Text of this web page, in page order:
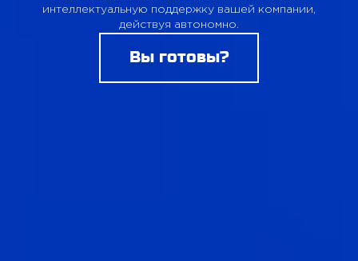
О FREEBLOCK
БЛОГ
интеллектуальную поддержку вашей компании,
действуя автономно.
Вы готовы?